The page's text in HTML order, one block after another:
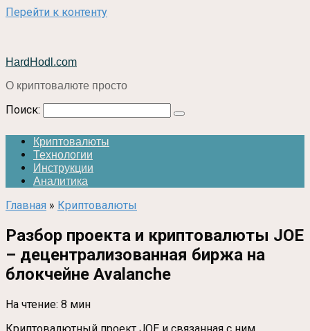
Перейти к контенту
HardHodl.com
О криптовалюте просто
Поиск:
Криптовалюты
Технологии
Инструкции
Аналитика
Главная » Криптовалюты
Разбор проекта и криптовалюты JOE
– децентрализованная биржа на
блокчейне Avalanche
На чтение: 8 мин